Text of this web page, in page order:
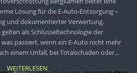
Lösung für die E-Auto-Entsorgung –
und dokumentierter Verwertung.
als Schlüsseltechnologie der
passiert, wenn ein E-Auto nicht mehr
einem Unfall, bei Totalschaden oder...
WEITERLESEN